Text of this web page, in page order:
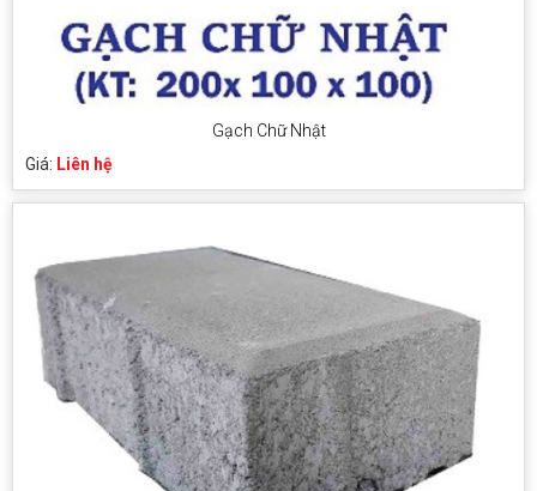
Gạch Chữ Nhật
Giá: Liên hệ